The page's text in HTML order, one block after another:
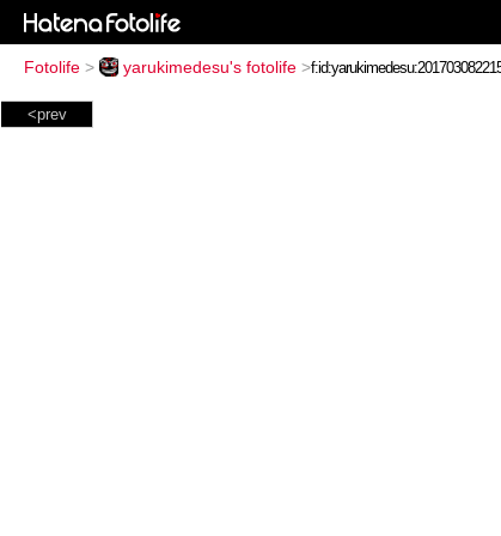
Fotolife > yarukimedesu's fotolife >
<prev